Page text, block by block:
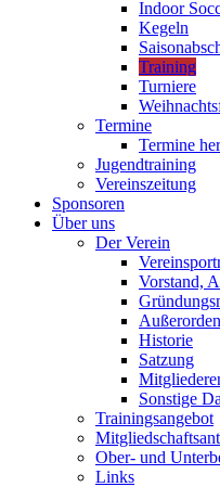
Indoor
Kegeln
Training
Turniere
Termine
Termine
Jugendtraining
Vereinszeitung
Sponsoren
Über uns
Der Verein
Vorstand,
Historie
Satzung
Sonstige
Trainingsangebot
Ober- und
Links